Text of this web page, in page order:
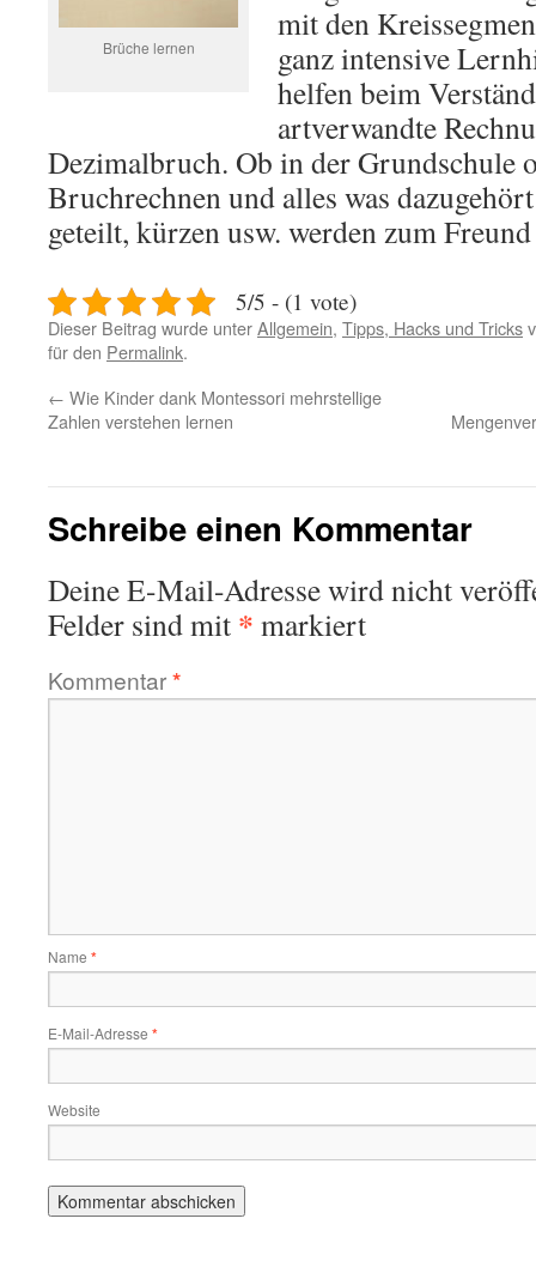
Brüche lernen
mit den
ganz intensive
helfen beim
artverwandte
Dezimalbruch. Ob in der Grundschule
Bruchrechnen und alles was
geteilt, kürzen usw. werden zum
5/5 - (1 vote)
Dieser Beitrag wurde unterAllgemein, Tipps, Hacks und Tricks
für den Permalink.
← Wie Kinder dank Montessori mehrstellige
Zahlen verstehen lernen
Schreibe einen Kommentar
Deine E-Mail-Adresse wird nicht
Felder sind mit * markiert
Kommentar*
Name *
E-Mail-Adresse *
Website